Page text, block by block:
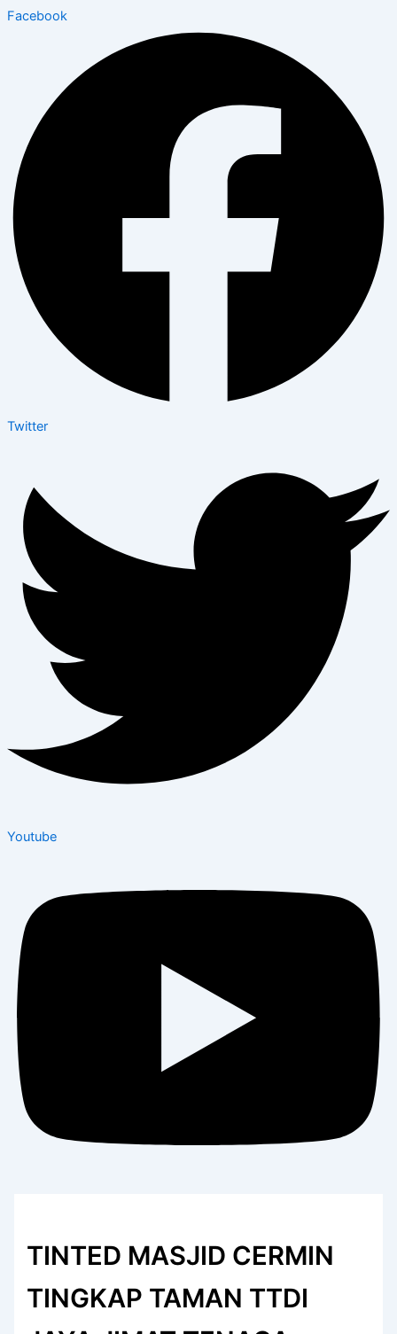
Facebook
Twitter
Youtube
TINTED MASJID CERMIN
TINGKAP TAMAN TTDI